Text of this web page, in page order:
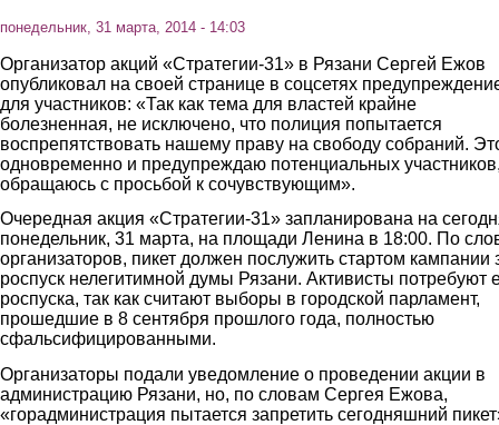
понедельник, 31 марта, 2014 - 14:03
Организатор акций «Стратегии-31» в Рязани Сергей Ежов
опубликовал на своей странице в соцсетях
для участников: «Так как тема для властей крайне
болезненная, не исключено, что полиция попытается
воспрепятствовать нашему праву на свободу собраний.
одновременно и предупреждаю потенциальных
обращаюсь с просьбой к сочувствующим».
Очередная акция «Стратегии-31» запланирована на
понедельник, 31 марта, на площади Ленина в 18:00. По
организаторов, пикет должен послужить стартом кампании
роспуск нелегитимной думы Рязани. Активисты потребуют
роспуска, так как считают выборы в городской парламент,
прошедшие в 8 сентября прошлого года, полностью
сфальсифицированными.
Организаторы подали уведомление о проведении акции в
администрацию Рязани, но, по словам Сергея Ежова,
«горадминистрация пытается запретить сегодняшний